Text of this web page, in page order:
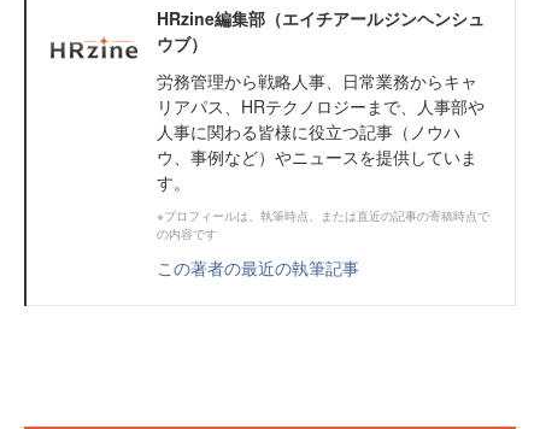
HRzine編集部（エイチアールジンヘンシュ
ウブ）
労務管理から戦略人事、日常業務からキャ
リアパス、HRテクノロジーまで、人事部や
人事に関わる皆様に役立つ記事（ノウハ
ウ、事例など）やニュースを提供していま
す。
※プロフィールは、執筆時点、または直近の記事の寄稿時点で
の内容です
この著者の最近の執筆記事